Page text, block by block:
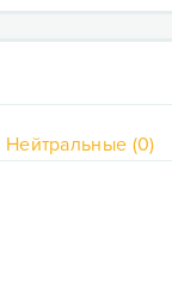
Нейтральные (0)